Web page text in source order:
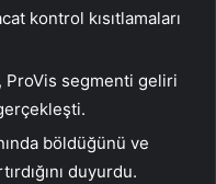
kontrol kısıtlamaları
ProVis segmenti geliri
böldüğünü ve
duyurdu.